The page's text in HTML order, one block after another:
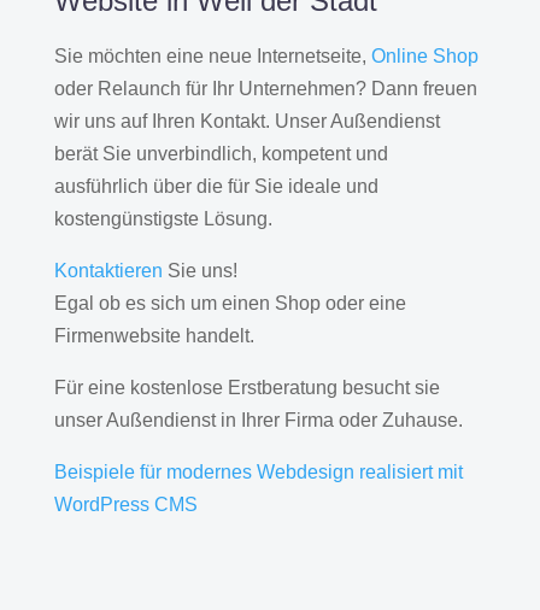
Sie möchten eine neue Internetseite, Online Shop
oder Relaunch für Ihr Unternehmen? Dann freuen
wir uns auf Ihren Kontakt. Unser Außendienst
berät Sie unverbindlich, kompetent und
ausführlich über die für Sie ideale und
kostengünstigste Lösung.
Kontaktieren Sie uns!
Egal ob es sich um einen Shop oder eine
Firmenwebsite handelt.
Für eine kostenlose Erstberatung besucht sie
unser Außendienst in Ihrer Firma oder Zuhause.
Beispiele für modernes Webdesign realisiert mit
WordPress CMS